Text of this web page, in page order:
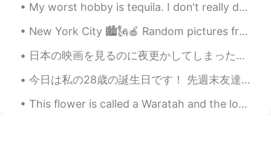
@mai美味しいよ! 作ってみてね🙆‍♀️
楽趣味 2020.08.29 11:31
HI EN JPKR
がとうございます😊
My worst hobby is tequila. I don't really drink anything else. Ichinomiya has a great tequila ba...
New York City 🏙🗽🍎 Random pictures from my phone. Enjoy! 😊 1. Deli (Harlem) 2. "Love" Motel (harle...
日本の映画を見るのに夜更かしてしまった！朝で後悔するかな？ 日曜日にと同居人とbbqをする。手で作ったものを貢献したい。Quicheを考えているけど、炊飯器でできるの？皆んなさん、もしかしてそ...
今日は私の28歳の誕生日です！ 先週末友達と計画を立てたので、今日はあまりしませんでした。 しかし、浅草に行ってアイスクリームをもらいました。 私を招待してくれてありがとう。 私はこのアプリで...
This flower is called a Waratah and the local Aboriginal people named it Waratah which means seen...